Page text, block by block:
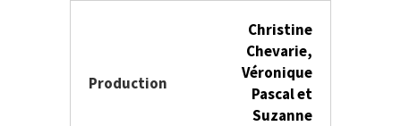
Production
Christine
Chevarie,
Véronique
Pascal et
Suzanne